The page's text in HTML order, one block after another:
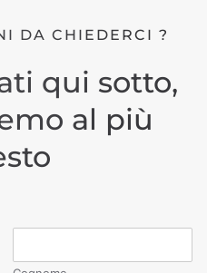
DA CHIEDERCI ?
qui sotto,
al più